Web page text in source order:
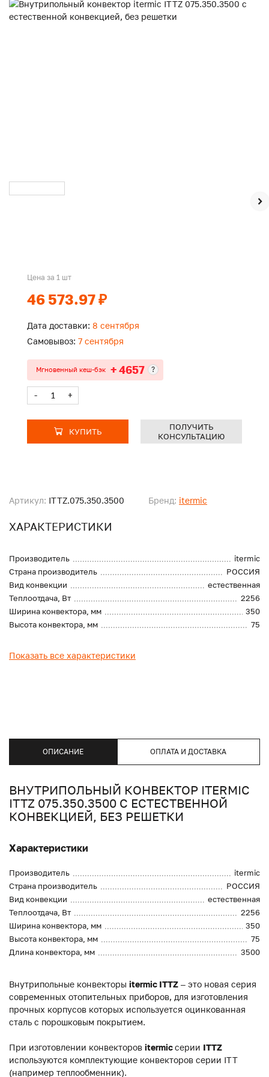
Артикул: ITTZ.075.350.3500 Бренд: itermic
ХАРАКТЕРИСТИКИ
Производитель
itermic
Страна производитель
РОССИЯ
Вид конвекции
естественная
Теплоотдача, Вт
2256
Ширина конвектора, мм
350
Высота конвектора, мм
75
Показать все характеристики
Цена за 1 шт
46 573.97 ₽
Дата доставки: 8 сентября
Самовывоз: 7 сентября
Мгновенный кеш-бэк + 4657 ?
- +
КУПИТЬ
ПОЛУЧИТЬ
КОНСУЛЬТАЦИЮ
ОПИСАНИЕ ОПЛАТА И ДОСТАВКА
ВНУТРИПОЛЬНЫЙ КОНВЕКТОР ITERMIC
ITTZ 075.350.3500 С ЕСТЕСТВЕННОЙ
КОНВЕКЦИЕЙ, БЕЗ РЕШЕТКИ
Характеристики
Производитель
itermic
Страна производитель
РОССИЯ
Вид конвекции
естественная
Теплоотдача, Вт
2256
Ширина конвектора, мм
350
Высота конвектора, мм
75
Длина конвектора, мм
3500
Внутрипольные конвекторы itermic ITTZ – это новая серия
современных отопительных приборов, для изготовления
прочных корпусов которых используется оцинкованная
сталь с порошковым покрытием.
При изготовлении конвекторов itermicсерии ITTZ
используются комплектующие конвекторов серии ITT
(например теплообменник).